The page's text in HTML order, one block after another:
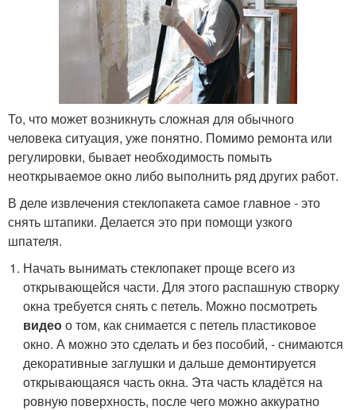
То, что может возникнуть сложная для обычного
человека ситуация, уже понятно. Помимо ремонта или
регулировки, бывает необходимость помыть
неоткрываемое окно либо выполнить ряд других работ.
В деле извлечения стеклопакета самое главное - это
снять штапики. Делается это при помощи узкого
шпателя.
Начать вынимать стеклопакет проще всего из
открывающейся части. Для этого распашную створку
окна требуется снять с петель. Можно посмотреть
видеоо том, как снимается с петель пластиковое
окно. А можно это сделать и без пособий, - снимаются
декоративные заглушки и дальше демонтируется
открывающаяся часть окна. Эта часть кладётся на
ровную поверхность, после чего можно аккуратно